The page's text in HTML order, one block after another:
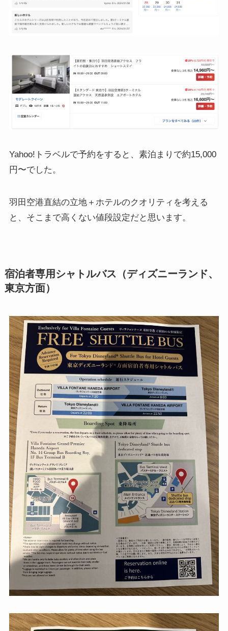
Yahoo!トラベルで予約をすると、素泊まりで約15,000
円〜でした。
羽田空港直結の立地＋ホテルのクオリティを考える
と、そこまで高くない値段設定だと思います。
宿泊者専用シャトルバス（ディズニーランド、
東京方面）